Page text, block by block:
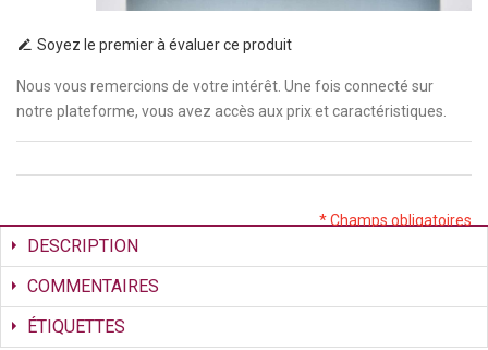
Soyez le premier à évaluer ce produit
Nous vous remercions de votre intérêt. Une fois connecté sur
notre plateforme, vous avez accès aux prix et caractéristiques.
* Champs obligatoires
DESCRIPTION
COMMENTAIRES
ÉTIQUETTES